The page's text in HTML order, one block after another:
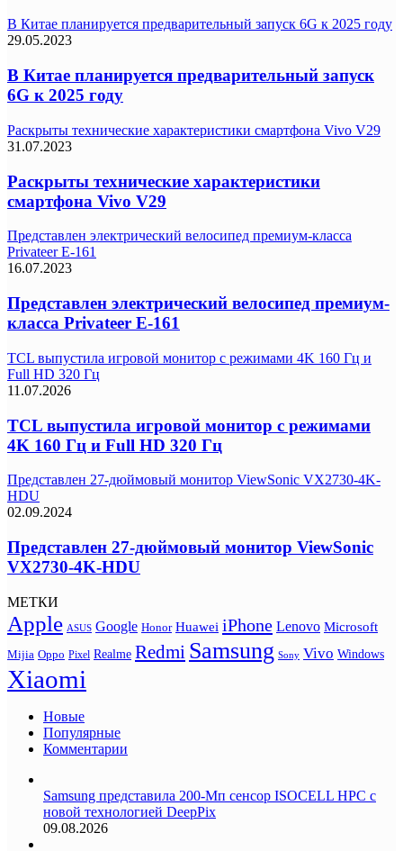
В Китае планируется предварительный запуск 6G к 2025 году
29.05.2023
В Китае планируется предварительный запуск
6G к 2025 году
Раскрыты технические характеристики смартфона Vivo V29
31.07.2023
Раскрыты технические характеристики
смартфона Vivo V29
Представлен электрический велосипед премиум-класса
Privateer E-161
16.07.2023
Представлен электрический велосипед премиум-
класса Privateer E-161
TCL выпустила игровой монитор с режимами 4K 160 Гц и
Full HD 320 Гц
11.07.2026
TCL выпустила игровой монитор с режимами
4K 160 Гц и Full HD 320 Гц
Представлен 27-дюймовый монитор ViewSonic VX2730-4K-
HDU
02.09.2024
Представлен 27-дюймовый монитор ViewSonic
VX2730-4K-HDU
МЕТКИ
Apple ASUS Google Honor Huawei iPhone Lenovo Microsoft
Mijia Oppo Pixel Realme Redmi Samsung Sony Vivo Windows
Xiaomi
Новые
Популярные
Комментарии
Samsung представила 200-Мп сенсор ISOCELL HPC с
новой технологией DeepPix
09.08.2026